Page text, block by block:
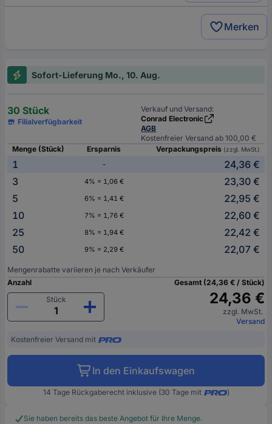
Merken
Sofort-Lieferung Mo., 10. Aug.
30 Stück
Filialverfügbarkeit
Verkauf und Versand:
Conrad Electronic
AGB
Kostenfreier Versand ab 100,00 €
Menge (Stück)
Ersparnis Verpackungspreis (zzgl. MwSt.)
1 -
24,36 €
3
4% = 1,06 €
23,30 €
5
6% = 1,41 €
22,95 €
10
7% = 1,76 €
22,60 €
25
8% = 1,94 €
22,42 €
50
9% = 2,29 € 22,07 €
Mengenrabatte variieren je nach Verkäufer
Anzahl
Stück
Gesamt (24,36 € / Stück)
24,36 €
zzgl. MwSt.
Versand
Kostenfreier Versand mit
In den Einkaufswagen
14 Tage Rückgaberecht inklusive (30 Tage mit )
Sie haben bereits das beste Angebot für Ihre Menge.